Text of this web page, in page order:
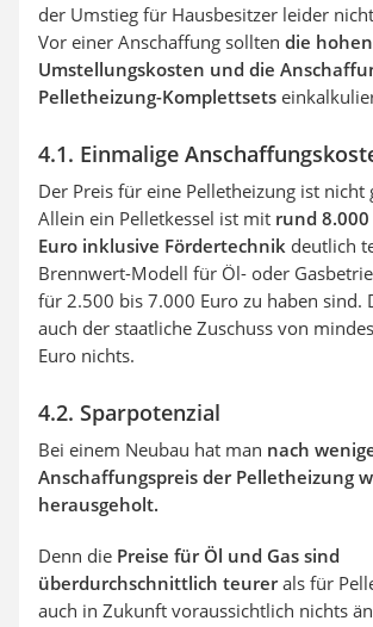
der Umstieg für Hausbesitzer leider
Vor einer Anschaffung sollten die hohen
Umstellungskosten und die
Pelletheizung-Komplettsets
4.1. Einmalige
Der Preis für eine Pelletheizung ist nicht
Allein ein Pelletkessel ist mit rund
Euro inklusive Fördertechnik deutlich
Brennwert-Modell für Öl- oder
für 2.500 bis 7.000 Euro zu haben sind.
auch der staatliche Zuschuss von
Euro nichts.
4.2. Sparpotenzial
Bei einem Neubau hat man nach
Anschaffungspreis der Pelletheizung
herausgeholt.
Denn die Preise für Öl und Gas sind
überdurchschnittlich teurerals für
auch in Zukunft voraussichtlich nichts